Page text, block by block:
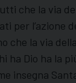
che la via
per
la via
Dio ha la
insegna